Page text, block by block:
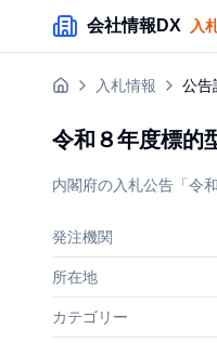
メインコンテンツにスキップ
会社情報DX 入
入札情報 公告
令和８年度標的
内閣府の入札公告「令
発注機関
所在地
カテゴリー